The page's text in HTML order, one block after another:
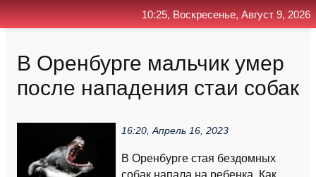
В Оренбурге мальчик умер
после нападения стаи собак
16:20, Апрель 16, 2023
В Оренбурге стая бездомных
собак напала на ребенка. Как
10:25, Воскресенье, Август 9, 2026